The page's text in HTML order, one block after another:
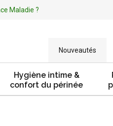
Maladie ?
Nouveautés
Hygiène intime &
confort du périnée